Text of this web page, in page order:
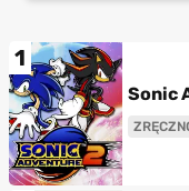
1
Sonic